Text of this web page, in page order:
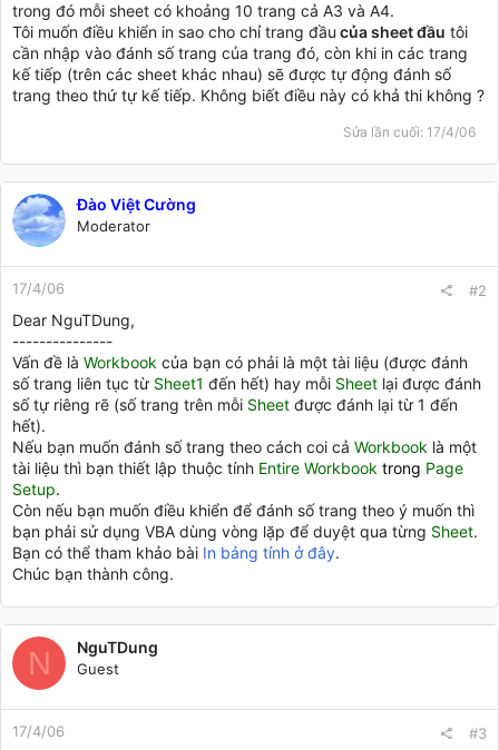
trong đó mỗi sheet có khoảng 10 trang cả A3 và A4.
Tôi muốn điều khiển in sao cho chỉ trang đầu của sheet đầu tôi
cần nhập vào đánh số trang của trang đó, còn khi in các trang
kế tiếp (trên các sheet khác nhau) sẽ được tự động đánh số
trang theo thứ tự kế tiếp. Không biết điều này có khả thi không ?
Sửa lần cuối: 17/4/06
Đào Việt Cường
Moderator
17/4/06 #2
Dear NguTDung,
---------------
Vấn đề là Workbook của bạn có phải là một tài liệu (được đánh
số trang liên tục từ Sheet1 đến hết) hay mỗi Sheet lại được đánh
số tự riêng rẽ (số trang trên mỗi Sheet được đánh lại từ 1 đến
hết).
Nếu bạn muốn đánh số trang theo cách coi cả Workbook là một
tài liệu thì bạn thiết lập thuộc tính Entire Workbook trong Page
Setup.
Còn nếu bạn muốn điều khiển để đánh số trang theo ý muốn thì
bạn phải sử dụng VBA dùng vòng lặp để duyệt qua từng Sheet.
Bạn có thể tham khảo bài In bảng tính ở đây.
Chúc bạn thành công.
N NguTDung
Guest
17/4/06 #3